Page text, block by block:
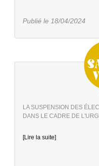
Publié le 18/04/2024
LA SUSPENSION DES
DANS LE CADRE DE
[Lire la suite]